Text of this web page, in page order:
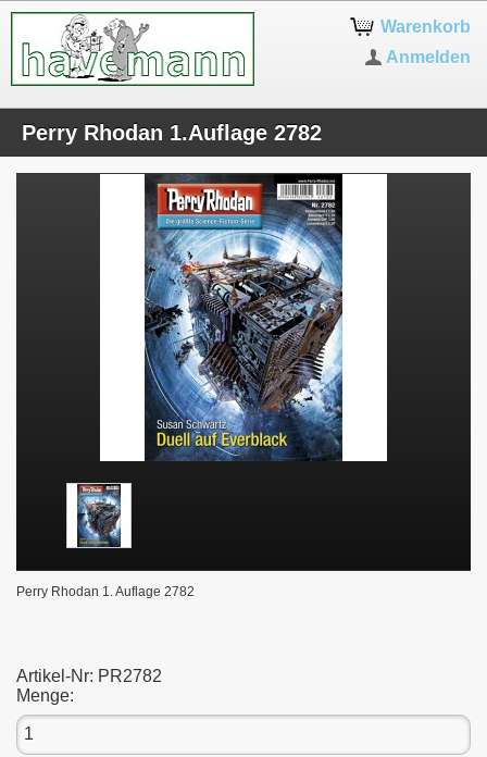
Warenkorb
Anmelden
Perry Rhodan 1.Auflage 2782
Perry Rhodan 1. Auflage 2782
Artikel-Nr: PR2782
Menge: